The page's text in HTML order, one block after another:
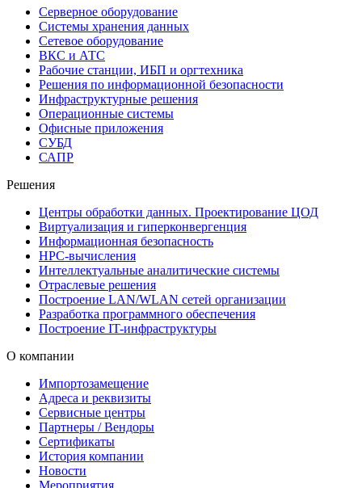
Серверное оборудование
Системы хранения данных
Сетевое оборудование
ВКС и АТС
Рабочие станции, ИБП и оргтехника
Решения по информационной безопасности
Инфраструктурные решения
Операционные системы
Офисные приложения
СУБД
САПР
Решения
Центры обработки данных. Проектирование ЦОД
Виртуализация и гиперконвергенция
Информационная безопасность
HPC-вычисления
Интеллектуальные аналитические системы
Отраслевые решения
Построение LAN/WLAN сетей организации
Разработка программного обеспечения
Построение IT-инфраструктуры
О компании
Импортозамещение
Адреса и реквизиты
Сервисные центры
Партнеры / Вендоры
Сертификаты
История компании
Новости
Мероприятия